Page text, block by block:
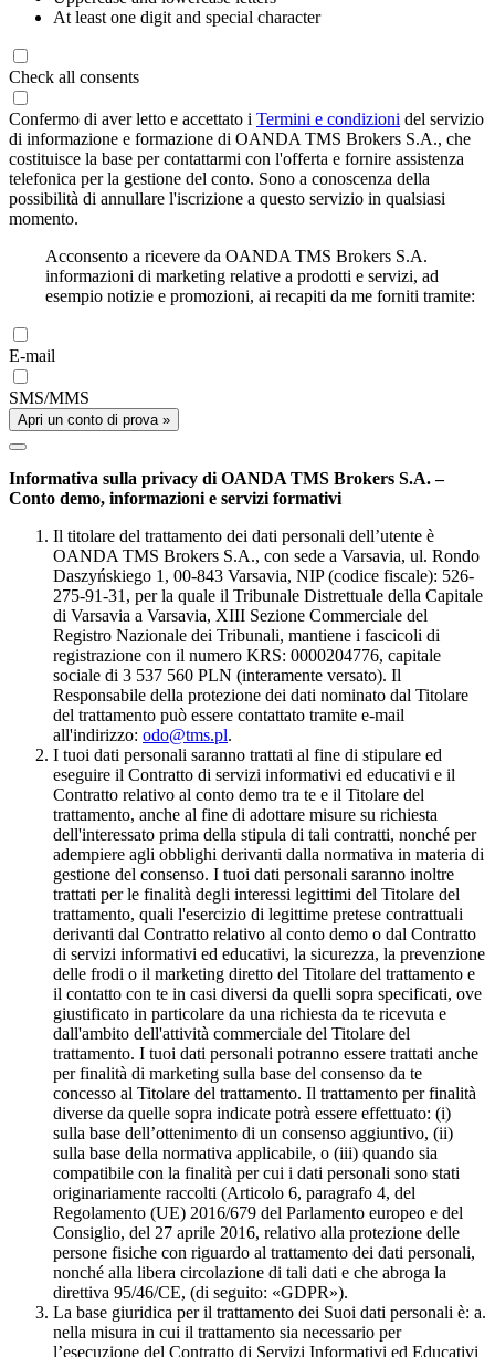
At least one digit and special character
Check all consents
Confermo di aver letto e accettato i Termini e condizioni del servizio
di informazione e formazione di OANDA TMS Brokers S.A., che
costituisce la base per contattarmi con l'offerta e fornire assistenza
telefonica per la gestione del conto. Sono a conoscenza della
possibilità di annullare l'iscrizione a questo servizio in qualsiasi
momento.
Acconsento a ricevere da OANDA TMS Brokers S.A.
informazioni di marketing relative a prodotti e servizi, ad
esempio notizie e promozioni, ai recapiti da me forniti tramite:
E-mail
SMS/MMS
Apri un conto di prova »
Informativa sulla privacy di OANDA TMS Brokers S.A. –
Conto demo, informazioni e servizi formativi
Il titolare del trattamento dei dati personali dell’utente è
OANDA TMS Brokers S.A., con sede a Varsavia, ul. Rondo
Daszyńskiego 1, 00-843 Varsavia, NIP (codice fiscale): 526-
275-91-31, per la quale il Tribunale Distrettuale della Capitale
di Varsavia a Varsavia, XIII Sezione Commerciale del
Registro Nazionale dei Tribunali, mantiene i fascicoli di
registrazione con il numero KRS: 0000204776, capitale
sociale di 3 537 560 PLN (interamente versato). Il
Responsabile della protezione dei dati nominato dal Titolare
del trattamento può essere contattato tramite e-mail
all'indirizzo: odo@tms.pl.
I tuoi dati personali saranno trattati al fine di stipulare ed
eseguire il Contratto di servizi informativi ed educativi e il
Contratto relativo al conto demo tra te e il Titolare del
trattamento, anche al fine di adottare misure su richiesta
dell'interessato prima della stipula di tali contratti, nonché per
adempiere agli obblighi derivanti dalla normativa in materia di
gestione del consenso. I tuoi dati personali saranno inoltre
trattati per le finalità degli interessi legittimi del Titolare del
trattamento, quali l'esercizio di legittime pretese contrattuali
derivanti dal Contratto relativo al conto demo o dal Contratto
di servizi informativi ed educativi, la sicurezza, la prevenzione
delle frodi o il marketing diretto del Titolare del trattamento e
il contatto con te in casi diversi da quelli sopra specificati, ove
giustificato in particolare da una richiesta da te ricevuta e
dall'ambito dell'attività commerciale del Titolare del
trattamento. I tuoi dati personali potranno essere trattati anche
per finalità di marketing sulla base del consenso da te
concesso al Titolare del trattamento. Il trattamento per finalità
diverse da quelle sopra indicate potrà essere effettuato: (i)
sulla base dell’ottenimento di un consenso aggiuntivo, (ii)
sulla base della normativa applicabile, o (iii) quando sia
compatibile con la finalità per cui i dati personali sono stati
originariamente raccolti (Articolo 6, paragrafo 4, del
Regolamento (UE) 2016/679 del Parlamento europeo e del
Consiglio, del 27 aprile 2016, relativo alla protezione delle
persone fisiche con riguardo al trattamento dei dati personali,
nonché alla libera circolazione di tali dati e che abroga la
direttiva 95/46/CE, (di seguito: «GDPR»).
La base giuridica per il trattamento dei Suoi dati personali è: a.
nella misura in cui il trattamento sia necessario per
l’esecuzione del Contratto di Servizi Informativi ed Educativi